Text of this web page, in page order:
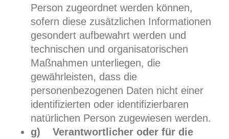
Person zugeordnet werden können,
sofern diese zusätzlichen Informationen
gesondert aufbewahrt werden und
technischen und organisatorischen
Maßnahmen unterliegen, die
gewährleisten, dass die
personenbezogenen Daten nicht einer
identifizierten oder identifizierbaren
natürlichen Person zugewiesen werden.
g) Verantwortlicher oder für die